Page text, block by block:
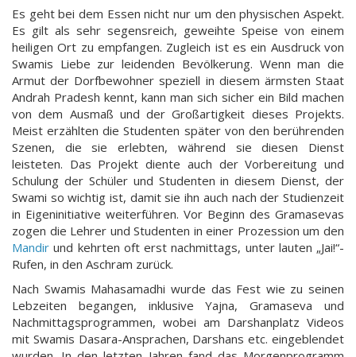
Es geht bei dem Essen nicht nur um den physischen Aspekt.
Es gilt als sehr segensreich, geweihte Speise von einem
heiligen Ort zu empfangen. Zugleich ist es ein Ausdruck von
Swamis Liebe zur leidenden Bevölkerung. Wenn man die
Armut der Dorfbewohner speziell in diesem ärmsten Staat
Andrah Pradesh kennt, kann man sich sicher ein Bild machen
von dem Ausmaß und der Großartigkeit dieses Projekts.
Meist erzählten die Studenten später von den berührenden
Szenen, die sie erlebten, während sie diesen Dienst
leisteten. Das Projekt diente auch der Vorbereitung und
Schulung der Schüler und Studenten in diesem Dienst, der
Swami so wichtig ist, damit sie ihn auch nach der Studienzeit
in Eigeninitiative weiterführen. Vor Beginn des Gramasevas
zogen die Lehrer und Studenten in einer Prozession um den
Mandir und kehrten oft erst nachmittags, unter lauten „Jai!“-
Rufen, in den Aschram zurück.
Nach Swamis Mahasamadhi wurde das Fest wie zu seinen
Lebzeiten begangen, inklusive Yajna, Gramaseva und
Nachmittagsprogrammen, wobei am Darshanplatz Videos
mit Swamis Dasara-Ansprachen, Darshans etc. eingeblendet